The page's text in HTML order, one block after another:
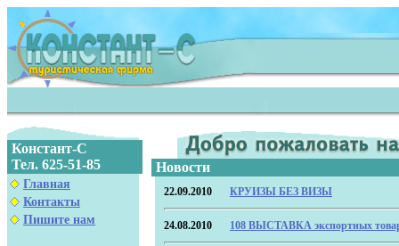
Констант-С
Тел. 625-51-85
Главная
Контакты
Пишите нам
Новости
22.09.2010 КРУИЗЫ БЕЗ ВИЗЫ
24.08.2010 108 ВЫСТАВКА экспортных